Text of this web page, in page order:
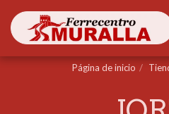
Página de inicio